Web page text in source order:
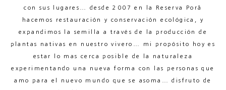
con sus lugares… desde 2007 en la Reserva Porã
hacemos restauración y conservación ecológica, y
expandimos la semilla a través de la producción de
plantas nativas en nuestro vivero… mi propósito hoy es
estar lo mas cerca posible de la naturaleza
experimentando una nueva forma con las personas que
amo para el nuevo mundo que se asoma… disfruto de